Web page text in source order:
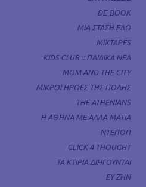
DE-BOOK
ΜΙΑ ΣΤΑΣΗ ΕΔΩ
MIXTAPES
KIDS CLUB :: ΠΑΙΔΙΚΑ ΝΕΑ
MOM AND THE CITY
ΜΙΚΡΟΙ ΗΡΩΕΣ ΤΗΣ ΠΟΛΗΣ
THE ATHENIANS
Η ΑΘΗΝΑ ΜΕ ΑΛΛΑ ΜΑΤΙΑ
ΝΤΕΠΟΠ
CLICK 4 THOUGHT
ΤΑ ΚΤΙΡΙΑ ΔΙΗΓΟΥΝΤΑΙ
ΕΥ ΖΗΝ